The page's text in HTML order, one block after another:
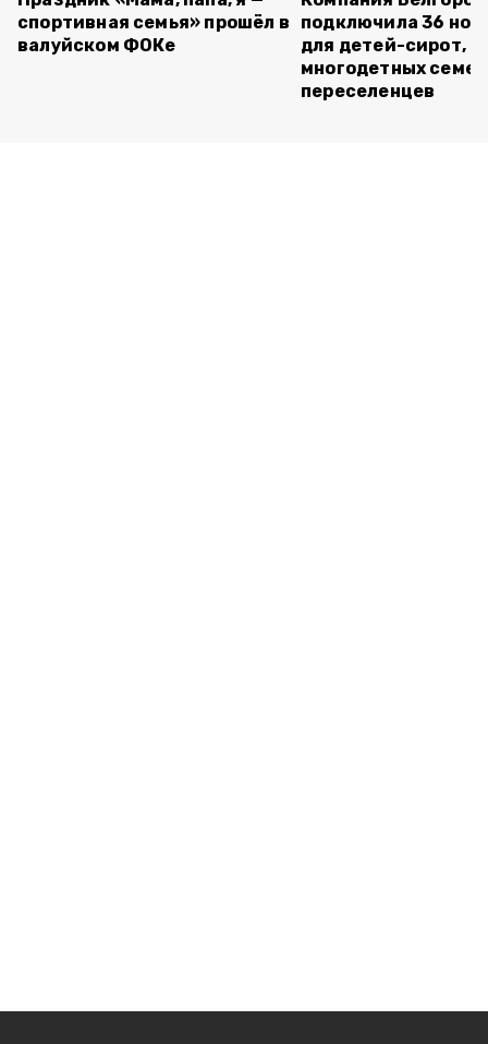
спортивная семья» прошёл в
валуйском ФОКе
подключила 36
для детей-сирот,
многодетных
переселенцев